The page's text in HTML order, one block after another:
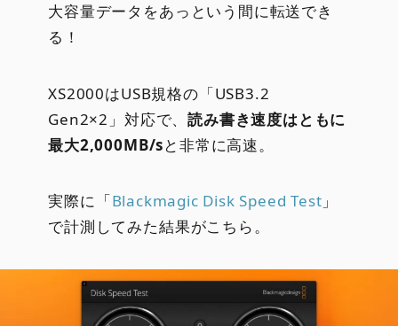
大容量データをあっという間に転送でき
る！
XS2000はUSB規格の「USB3.2
Gen2×2」対応で、読み書き速度はともに
最大2,000MB/sと非常に高速。
実際に「Blackmagic Disk Speed Test 」
で計測してみた結果がこちら。